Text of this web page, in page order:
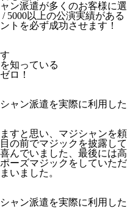
ン派遣が多くのお客様に選
5000以上の公演実績がある
トを必ず成功させます！
知っている
ロ！
すと思い、マジシャンを頼
の前でマジックを披露して
んでいました、最後には高
ーズマジックをしていただ
いました。